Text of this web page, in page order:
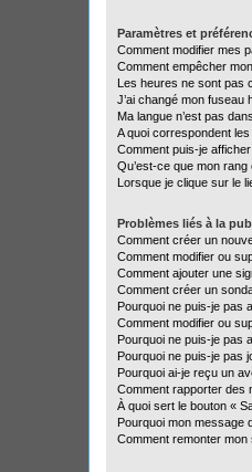
Paramètres et
Comment modifier mes
Comment empêcher
Les heures ne sont pas
J’ai changé mon fuseau
Ma langue n’est pas
A quoi correspondent
Comment puis-je
Qu’est-ce que mon
Lorsque je clique sur le
Problèmes liés à la
Comment créer un
Comment modifier ou
Comment ajouter une
Comment créer un
Pourquoi ne puis-je pas
Comment modifier ou
Pourquoi ne puis-je pas
Pourquoi ne puis-je pas
Pourquoi ai-je reçu un
Comment rapporter des
À quoi sert le bouton «
Pourquoi mon message
Comment remonter mon